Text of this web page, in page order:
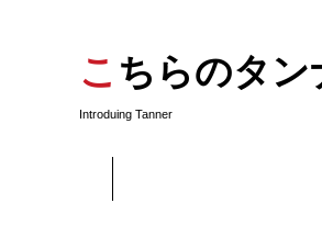
こちらのタ
Introduing Tanner